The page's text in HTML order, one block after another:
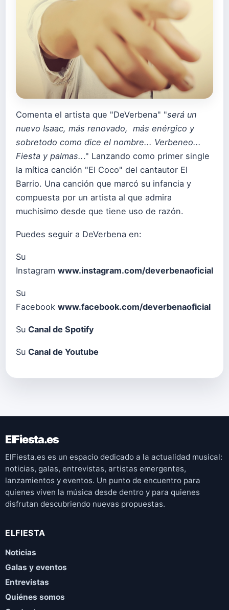
Comenta el artista que "DeVerbena" "será un
nuevo Isaac, más renovado, más enérgico y
sobretodo como dice el nombre... Verbeneo...
Fiesta y palmas..." Lanzando como primer single
la mítica canción "El Coco" del cantautor El
Barrio. Una canción que marcó su infancia y
compuesta por un artista al que admira
muchisimo desde que tiene uso de razón.
Puedes seguir a DeVerbena en:
Su
Instagram www.instagram.com/deverbenaoficial
Su
Facebook www.facebook.com/deverbenaoficial
Su Canal de Spotify
Su Canal de Youtube
ElFiesta.es
ElFiesta.es es un espacio dedicado a la actualidad musical:
noticias, galas, entrevistas, artistas emergentes,
lanzamientos y eventos. Un punto de encuentro para
quienes viven la música desde dentro y para quienes
disfrutan descubriendo nuevas propuestas.
ELFIESTA
Noticias
Galas y eventos
Entrevistas
Quiénes somos